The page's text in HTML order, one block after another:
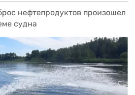
нефтепродуктов произошел
судна